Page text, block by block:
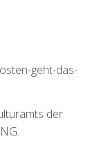
geht-das-
der